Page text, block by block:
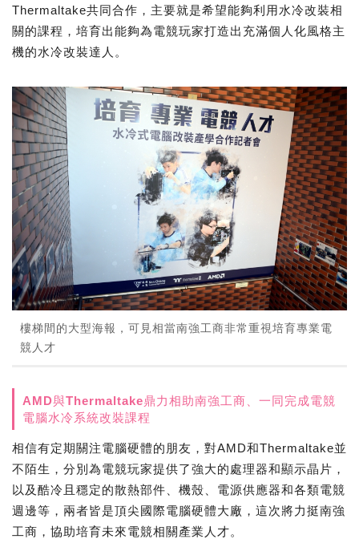
Thermaltake共同合作，主要就是希望能夠利用水冷改裝相
關的課程，培育出能夠為電競玩家打造出充滿個人化風格主
機的水冷改裝達人。
樓梯間的大型海報，可見相當南強工商非常重視培育專業電
競人才
AMD與Thermaltake鼎力相助南強工商、一同完成電競
電腦水冷系統改裝課程
相信有定期關注電腦硬體的朋友，對AMD和Thermaltake並
不陌生，分別為電競玩家提供了強大的處理器和顯示晶片，
以及酷冷且穩定的散熱部件、機殼、電源供應器和各類電競
週邊等，兩者皆是頂尖國際電腦硬體大廠，這次將力挺南強
工商，協助培育未來電競相關產業人才。